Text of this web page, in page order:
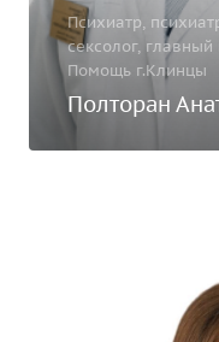
Психиатр,
сексолог,
Помощь г.Клинцы
Полторан